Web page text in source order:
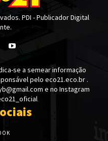
PDI - Publicador Digital
se a semear informação
pelo eco21.eco.br .
e no Instagram